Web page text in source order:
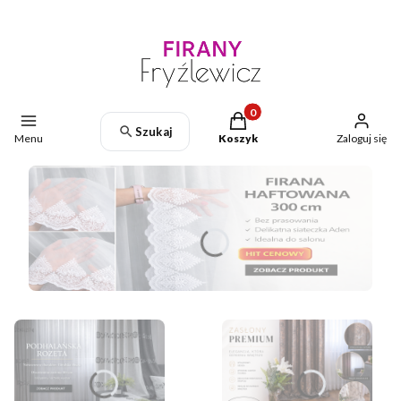
Menu Szukaj
Produkty w koszyku: 0.
Koszyk Zaloguj się